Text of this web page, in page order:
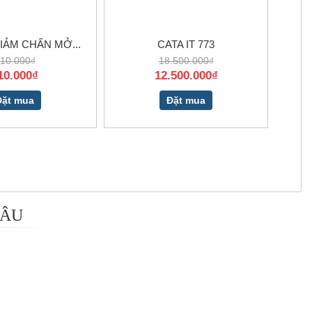
CHẤN MỞ...
mua
CATA IT 773
18.500.000₫
12.500.000₫
Đặt mua